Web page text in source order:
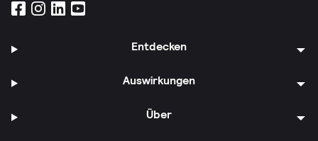
Entdecken
Auswirkungen
Über